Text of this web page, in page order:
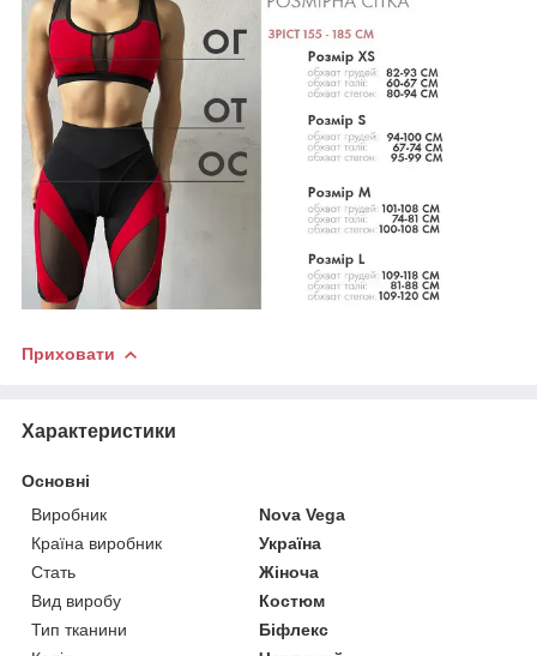
Приховати
Характеристики
Основні
Виробник
Nova Vega
Країна виробник
Україна
Стать
Жіноча
Вид виробу
Костюм
Тип тканини
Біфлекс